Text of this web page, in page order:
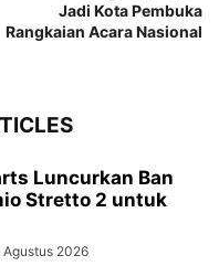
Jadi Kota Pembuka
Rangkaian Acara Nasional
Luncurkan Ban
Stretto 2 untuk
Agustus 2026